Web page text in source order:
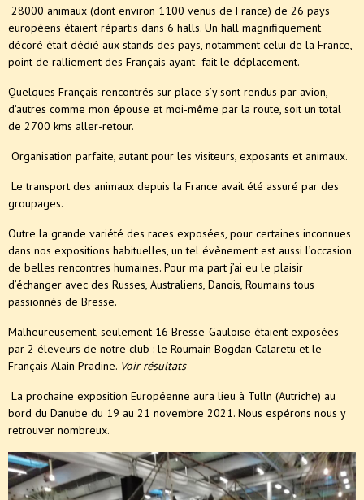
28000 animaux (dont environ 1100 venus de France) de 26 pays
européens étaient répartis dans 6 halls. Un hall magnifiquement
décoré était dédié aux stands des pays, notamment celui de la France,
point de ralliement des Français ayant fait le déplacement.
Quelques Français rencontrés sur place s’y sont rendus par avion,
d’autres comme mon épouse et moi-même par la route, soit un total
de 2700 kms aller-retour.
Organisation parfaite, autant pour les visiteurs, exposants et animaux.
Le transport des animaux depuis la France avait été assuré par des
groupages.
Outre la grande variété des races exposées, pour certaines inconnues
dans nos expositions habituelles, un tel évènement est aussi l’occasion
de belles rencontres humaines. Pour ma part j’ai eu le plaisir
d’échanger avec des Russes, Australiens, Danois, Roumains tous
passionnés de Bresse.
Malheureusement, seulement 16 Bresse-Gauloise étaient exposées
par 2 éleveurs de notre club : le Roumain Bogdan Calaretu et le
Français Alain Pradine. Voir résultats
La prochaine exposition Européenne aura lieu à Tulln (Autriche) au
bord du Danube du 19 au 21 novembre 2021. Nous espérons nous y
retrouver nombreux.